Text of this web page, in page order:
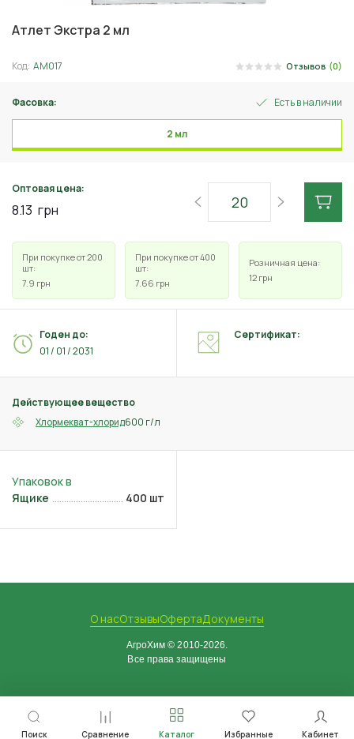
Поиск Сравнение Каталог Избранные Кабинет
Атлет Экстра 2 мл
Код: АМ017 Отзывов (0)
Фасовка: Есть в наличии
2 мл
Оптовая цена:
8.13 грн
При покупке от 200
шт:
7.9 грн
При покупке от 400
шт:
7.66 грн
Розничная цена:
12 грн
Действующее вещество
Хлормекват-хлорид600 г/л
Годен до:
01 / 01 / 2031
Сертификат:
Ящике 400 шт
О насОтзывыОфертаДокументы
АгроХим © 2010-2026.
Все права защищены